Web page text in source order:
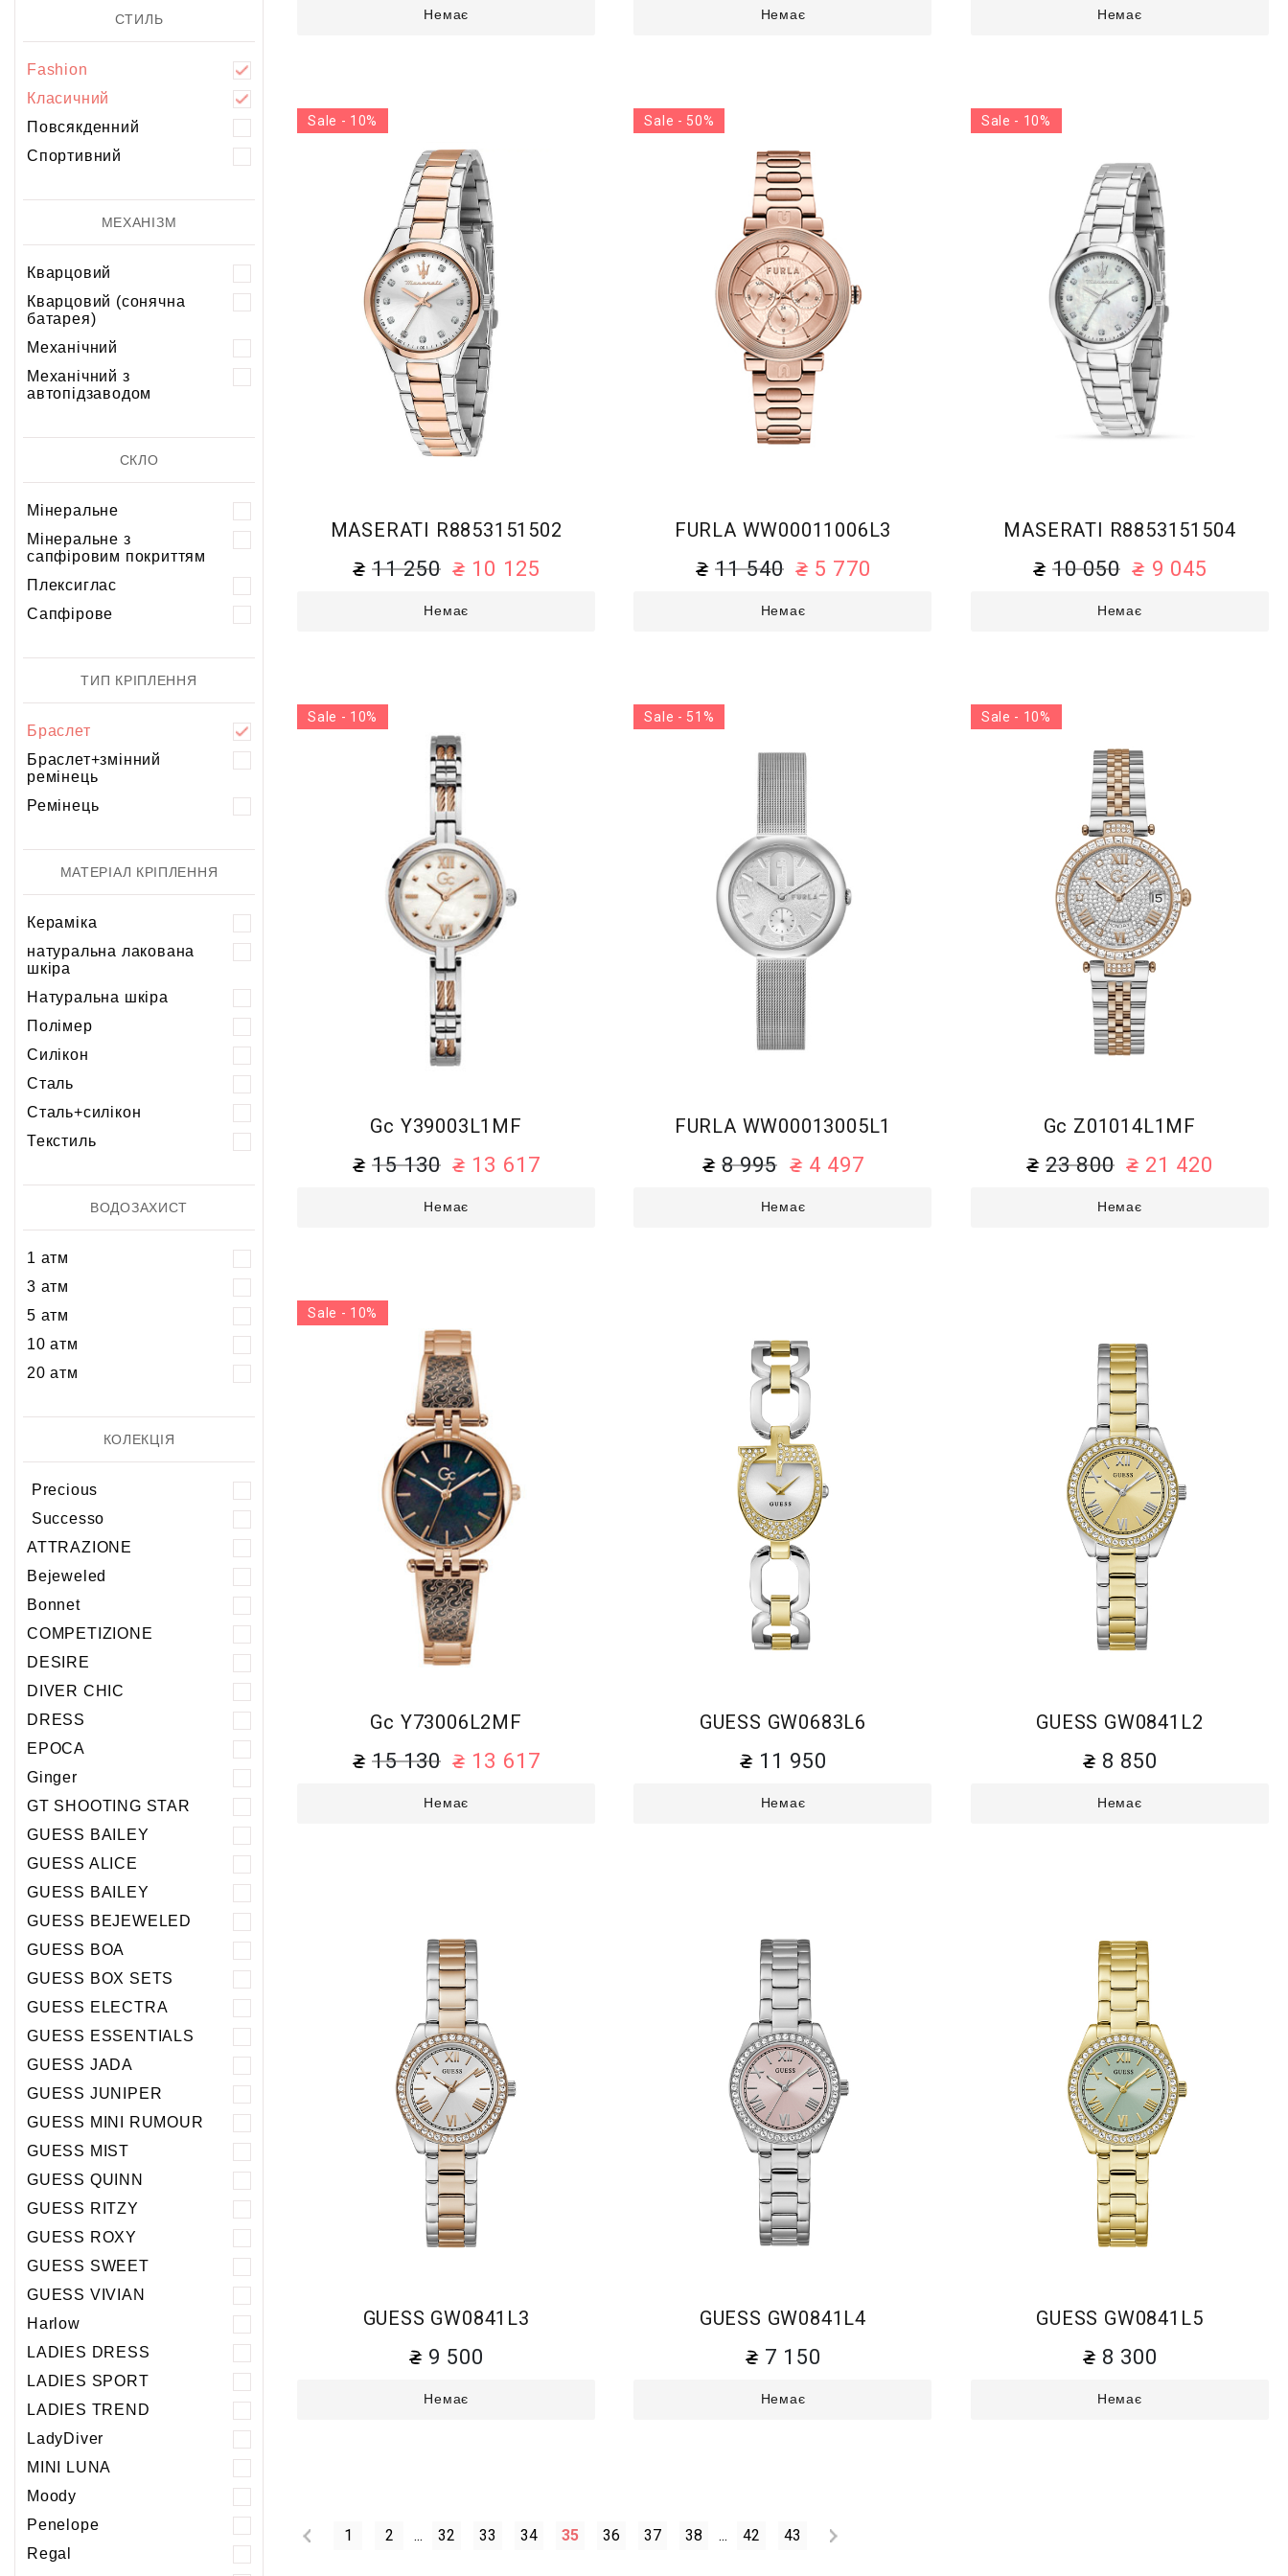
СТИЛЬ
Fashion
Класичний
Повсякденний
Спортивний
МЕХАНІЗМ
Кварцовий
Кварцовий (сонячна
батарея)
Механічний
Механічний з
автопідзаводом
СКЛО
Мінеральне
Мінеральне з
сапфіровим покриттям
Плексиглас
Сапфірове
ТИП КРІПЛЕННЯ
Браслет
Браслет+змінний
ремінець
Ремінець
МАТЕРІАЛ КРІПЛЕННЯ
Кераміка
натуральна лакована
шкіра
Натуральна шкіра
Полімер
Силікон
Сталь
Сталь+силікон
Текстиль
ВОДОЗАХИСТ
1 атм
3 атм
5 атм
10 атм
20 атм
КОЛЕКЦІЯ
Precious
Successo
ATTRAZIONE
Bejeweled
Bonnet
COMPETIZIONE
DESIRE
DIVER CHIC
DRESS
EPOCA
Ginger
GT SHOOTING STAR
GUESS BAILEY
GUESS ALICE
GUESS BAILEY
GUESS BEJEWELED
GUESS BOA
GUESS BOX SETS
GUESS ELECTRA
GUESS ESSENTIALS
GUESS JADA
GUESS JUNIPER
GUESS MINI RUMOUR
GUESS MIST
GUESS QUINN
GUESS RITZY
GUESS ROXY
GUESS SWEET
GUESS VIVIAN
Harlow
LADIES DRESS
LADIES SPORT
LADIES TREND
LadyDiver
MINI LUNA
Moody
Penelope
Regal
Немає Немає Немає
MASERATI R8853151502
11 250 10 125
Немає
Sale - 10%
FURLA WW00011006L3
11 540 5 770
Немає
Sale - 50%
MASERATI R8853151504
10 050 9 045
Немає
Sale - 10%
Gc Y39003L1MF
15 130 13 617
Немає
Sale - 10%
FURLA WW00013005L1
8 995 4 497
Немає
Sale - 51%
Gc Z01014L1MF
23 800 21 420
Немає
Sale - 10%
Gc Y73006L2MF
15 130 13 617
Немає
Sale - 10%
GUESS GW0683L6
11 950
Немає
GUESS GW0841L2
8 850
Немає
GUESS GW0841L3
9 500
Немає
GUESS GW0841L4
7 150
Немає
GUESS GW0841L5
8 300
Немає
1 2 ... 32 33 34 35 36 37 38 ... 42 43